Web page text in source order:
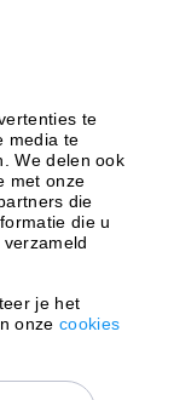
te
media te
We delen ook
met onze
die
die u
je het
onze cookies